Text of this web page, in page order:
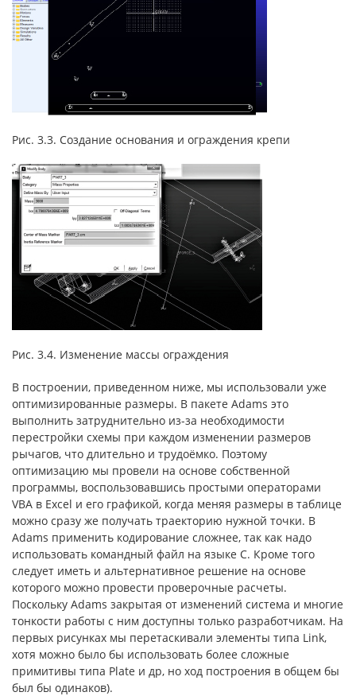
Рис. 3.3. Создание основания и ограждения крепи
Рис. 3.4. Изменение массы ограждения
В построении, приведенном ниже, мы использовали уже
оптимизированные размеры. В пакете Adams это
выполнить затруднительно из-за необходимости
перестройки схемы при каждом изменении размеров
рычагов, что длительно и трудоёмко. Поэтому
оптимизацию мы провели на основе собственной
программы, воспользовавшись простыми операторами
VBA в Excel и его графикой, когда меняя размеры в таблице
можно сразу же получать траекторию нужной точки. В
Adams применить кодирование сложнее, так как надо
использовать командный файл на языке С. Кроме того
следует иметь и альтернативное решение на основе
которого можно провести проверочные расчеты.
Поскольку Adams закрытая от изменений система и многие
тонкости работы с ним доступны только разработчикам. На
первых рисунках мы перетаскивали элементы типа Link,
хотя можно было бы использовать более сложные
примитивы типа Plate и др, но ход построения в общем бы
был бы одинаков).